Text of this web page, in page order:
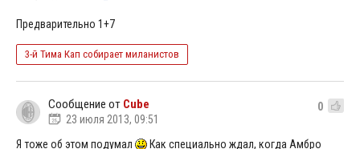
Предварительно 1+7
3-й Тима Кап собирает миланистов
Сообщение от Cube
23 июля 2013, 09:51
0
Я тоже об этом подумал
Как специально ждал, когда Амбро